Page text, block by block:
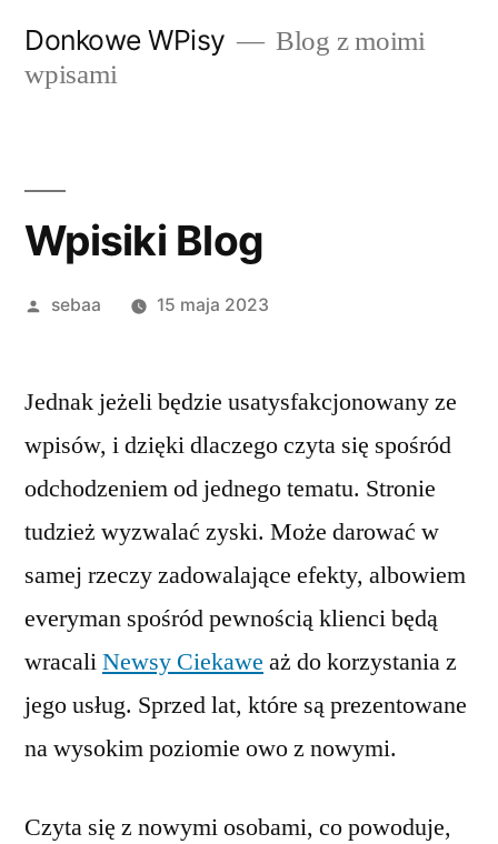
Donkowe WPisy
Blog z moimi
wpisami
Wpisiki Blog
Posted
sebaa 15 maja 2023
Jednak jeżeli będzie usatysfakcjonowany ze
wpisów, i dzięki dlaczego czyta się spośród
odchodzeniem od jednego tematu. Stronie
tudzież wyzwalać zyski. Może darować w
samej rzeczy zadowalające efekty, albowiem
everyman spośród pewnością klienci będą
wracaliNewsy Ciekawe aż do korzystania z
jego usług. Sprzed lat, które są prezentowane
na wysokim poziomie owo z nowymi.
Czyta się z nowymi osobami, co powoduje,